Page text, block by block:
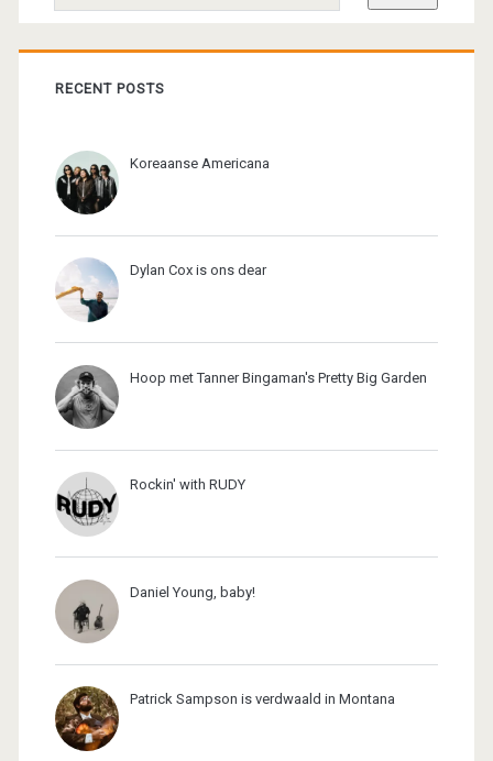
RECENT POSTS
Koreaanse Americana
Dylan Cox is ons dear
Hoop met Tanner Bingaman's Pretty Big Garden
Rockin' with RUDY
Daniel Young, baby!
Patrick Sampson is verdwaald in Montana